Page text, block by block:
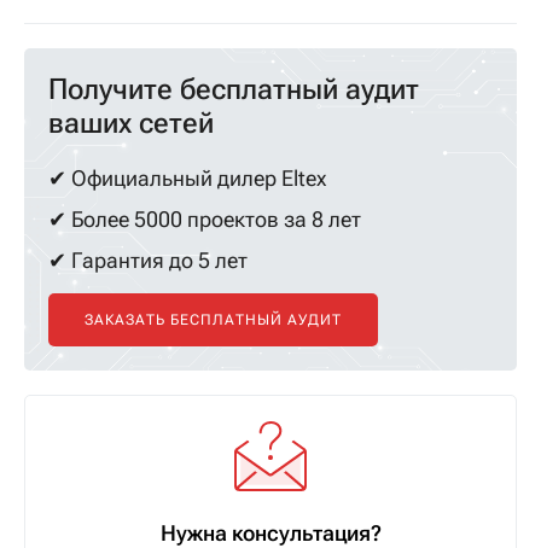
Получите бесплатный аудит
ваших сетей
✔ Официальный дилер Eltex
✔ Более 5000 проектов за 8 лет
✔ Гарантия до 5 лет
ЗАКАЗАТЬ БЕСПЛАТНЫЙ АУДИТ
Нужна консультация?